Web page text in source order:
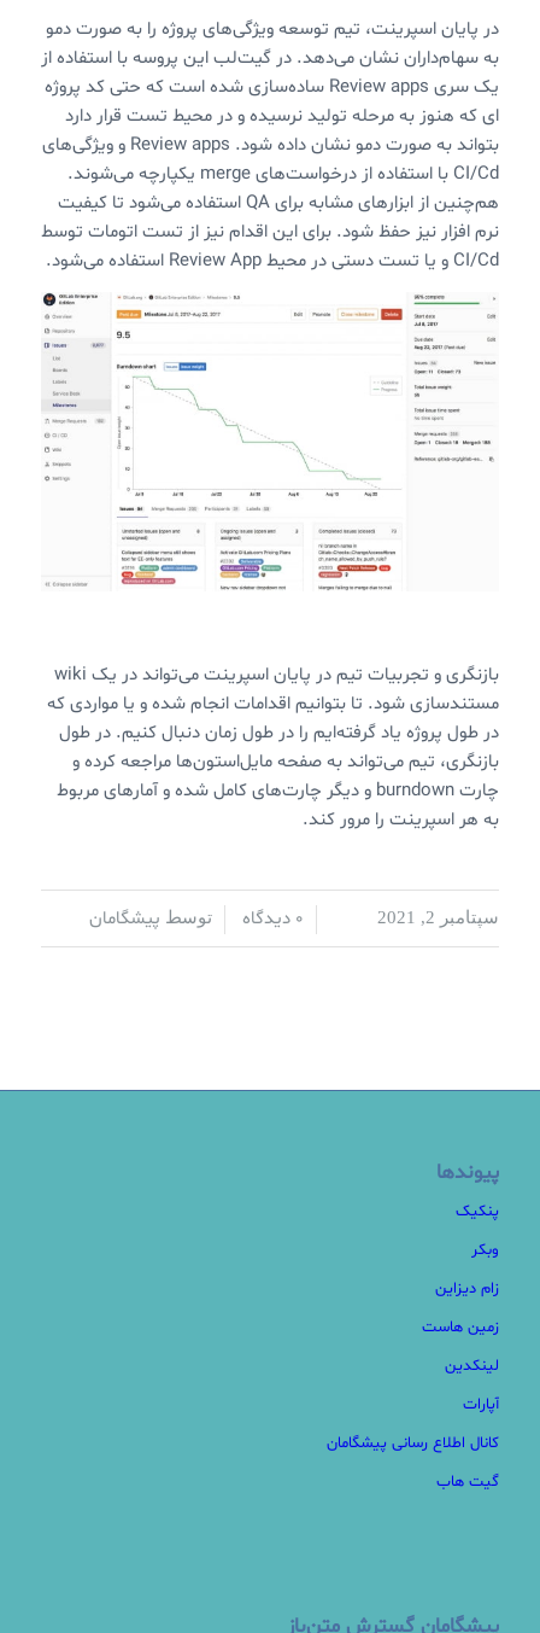
در پایان اسپرینت، تیم توسعه ویژگی‌های پروژه را به صورت دمو
به سهام‌داران نشان می‌دهد. در گیت‌لب این پروسه با استفاده از
یک سری Review apps ساده‌سازی شده است که حتی کد پروژه
ای که هنوز به مرحله تولید نرسیده و در محیط تست قرار دارد
بتواند به صورت دمو نشان داده شود. Review apps و ویژگی‌های
CI/Cd با استفاده از درخواست‌های merge یکپارچه می‌شوند.
هم‌چنین از ابزارهای مشابه برای QA استفاده می‌شود تا کیفیت
نرم افزار نیز حفظ شود. برای این اقدام نیز از تست اتومات توسط
CI/Cd و یا تست دستی در محیط Review App استفاده می‌شود.
بازنگری و تجربیات تیم در پایان اسپرینت می‌تواند در یک wiki‌
مستندسازی شود. تا بتوانیم اقدامات انجام شده و یا مواردی که
در طول پروژه یاد گرفته‌ایم را در طول زمان دنبال کنیم. در طول
بازنگری، تیم می‌تواند به صفحه مایل‌استون‌ها مراجعه کرده و
چارت burndown و دیگر چارت‌های کامل شده و آمارهای مربوط
به هر اسپرینت را مرور کند.
سپتامبر 2, 2021 / 0 دیدگاه/ توسط پیشگامان
پیوندها
پنکیک
وبکر
زام دیزاین
زمین هاست
لینکدین
آپارات
کانال اطلاع رسانی پیشگامان
گیت هاب
پیشگامان گسترش متن‌باز